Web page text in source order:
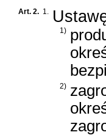
Art. 2. 1.
1)
2)